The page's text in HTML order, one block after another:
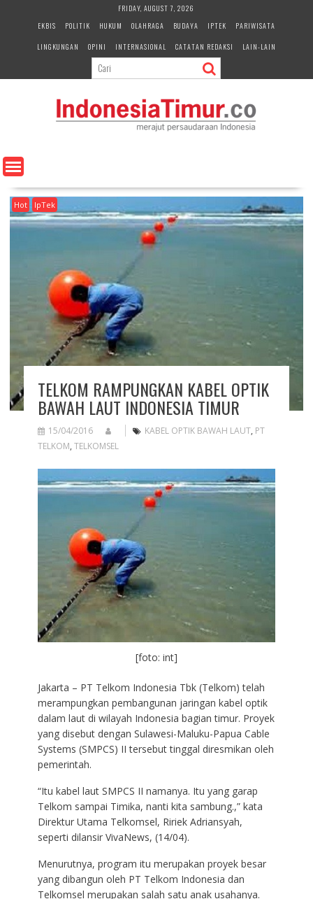
e
n
FRIDAY, AUGUST 7, 2026
EKBIS
POLITIK HUKUM OLAHRAGA BUDAYA IPTEK
PARIWISATA
LINGKUNGAN
OPINI INTERNASIONAL CATATAN REDAKSI LAIN-LAIN
Hot IpTek
TELKOM RAMPUNGKAN KABEL OPTIK
BAWAH LAUT INDONESIA TIMUR
15/04/2016 KABEL OPTIK BAWAH LAUT, PT
TELKOM, TELKOMSEL
[foto: int]
Jakarta – PT Telkom Indonesia Tbk (Telkom) telah
merampungkan pembangunan jaringan kabel optik
dalam laut di wilayah Indonesia bagian timur. Proyek
yang disebut dengan Sulawesi-Maluku-Papua Cable
Systems (SMPCS) II tersebut tinggal diresmikan oleh
pemerintah.
“Itu kabel laut SMPCS II namanya. Itu yang garap
Telkom sampai Timika, nanti kita sambung.,” kata
Direktur Utama Telkomsel, Ririek Adriansyah,
seperti dilansir VivaNews, (14/04).
Menurutnya, program itu merupakan proyek besar
yang dibangun oleh PT Telkom Indonesia dan
Telkomsel merupakan salah satu anak usahanya.